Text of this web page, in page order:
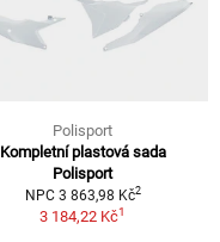
Polisport
Kompletní plastová sada
Polisport
NPC 3 863,98 Kč2
3 184,22 Kč1